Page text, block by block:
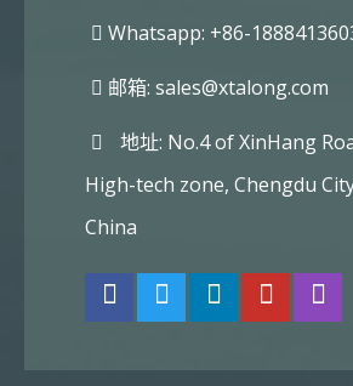
Whatsapp: +86-
邮箱: sales@xtalong.com
地址: No.4 of XinHang
High-tech zone, Chengdu
China